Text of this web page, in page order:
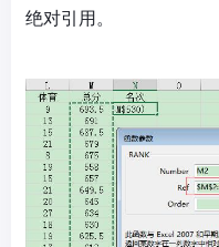
绝对引用。